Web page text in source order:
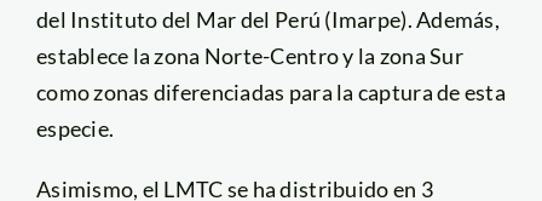
del Instituto del Mar del Perú (Imarpe). Además,
establece la zona Norte-Centro y la zona Sur
como zonas diferenciadas para la captura de esta
especie.
Asimismo, el LMTC se ha distribuido en 3